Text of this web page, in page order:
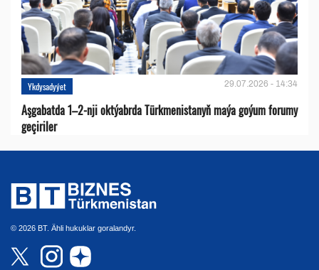
Ykdysadyýet 29.07.2026 - 14:34
Aşgabatda 1–2-nji oktýabrda Türkmenistanyň maýa goýum forumy
geçiriler
© 2026 BT. Ähli hukuklar goralandyr.